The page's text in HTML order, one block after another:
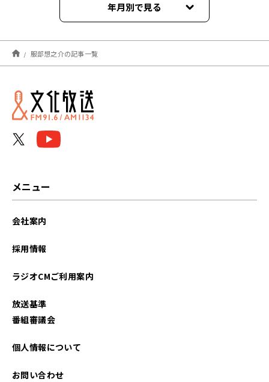
年月別で見る
2026年05月
2026年04月
服部想之介の記事一覧
メニュー
会社案内
採用情報
ラジオCMご利用案内
放送基準
番組審議会
個人情報について
お問い合わせ